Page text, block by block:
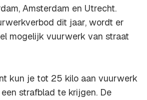
Amsterdam en Utrecht.
dit jaar, wordt er
mogelijk vuurwerk van straat
kun je tot 25 kilo aan vuurwerk
strafblad te krijgen. De